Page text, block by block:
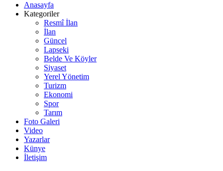
Anasayfa
Kategoriler
Resmî İlan
İlan
Güncel
Lapseki
Belde Ve Köyler
Siyaset
Yerel Yönetim
Turizm
Ekonomi
Spor
Tarım
Foto Galeri
Video
Yazarlar
Künye
İletişim